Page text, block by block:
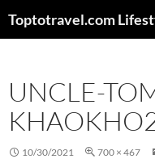
Toptotravel.com
UNCLE-
10/30/2021 700 × 467